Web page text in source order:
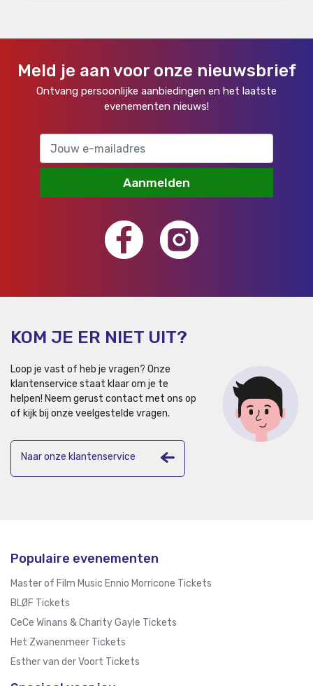
Meld je aan voor onze nieuwsbrief
Ontvang persoonlijke aanbiedingen en het laatste
evenementen nieuws!
Aanmelden
KOM JE ER NIET UIT?
Loop je vast of heb je vragen? Onze
klantenservice staat klaar om je te
helpen! Neem gerust contact met ons op
of kijk bij onze veelgestelde vragen.
Naar onze klantenservice
Populaire evenementen
Master of Film Music Ennio Morricone Tickets
BLØF Tickets
CeCe Winans & Charity Gayle Tickets
Het Zwanenmeer Tickets
Esther van der Voort Tickets